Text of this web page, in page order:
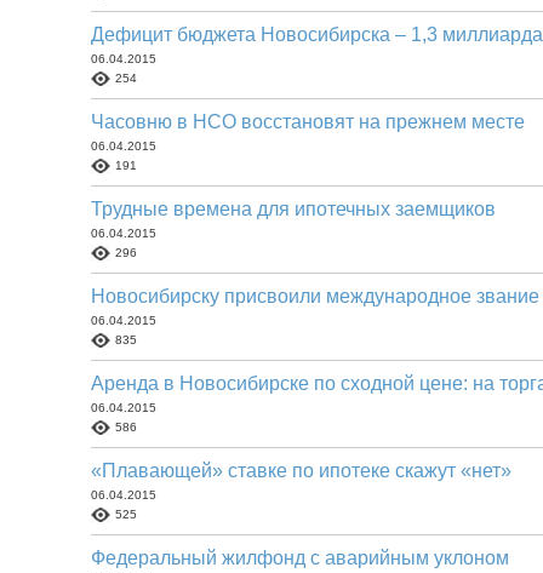
Дефицит бюджета Новосибирска – 1,3
06.04.2015
254
Часовню в НСО восстановят на прежнем месте
06.04.2015
191
Трудные времена для ипотечных заемщиков
06.04.2015
296
Новосибирску присвоили международное звание
06.04.2015
835
Аренда в Новосибирске по сходной цене: на
06.04.2015
586
«Плавающей» ставке по ипотеке скажут «нет»
06.04.2015
525
Федеральный жилфонд с аварийным уклоном